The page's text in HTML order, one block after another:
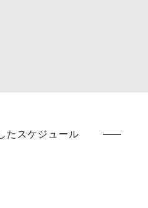
たスケジュール